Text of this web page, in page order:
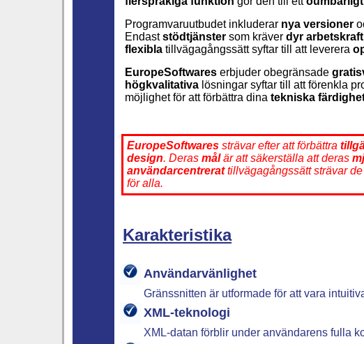
Programvaruutbudet inkluderar nya versioner
Endaststödtjänster som kräver dyr arbetskraft
flexibla tillvägagångssätt syftar till att leverera
EuropeSoftwares erbjuder obegränsade
högkvalitativa lösningar syftar till att förenkla
möjlighet för att förbättra dina tekniska
EuropeSoftwares strävar efter att förbättra
design. Deras målär att säkerställa att deras
användarcentrerattillvägagångssätt strävar de
för alla.
Karakteristika
Användarvänlighet
Gränssnitten är utformade för att vara
XML-teknologi
XML-datan förblir under användarens fulla